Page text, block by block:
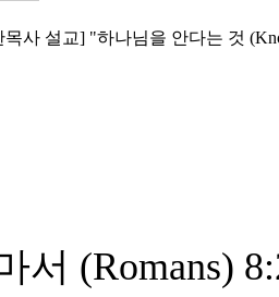
사 설교] "하나님을 안다는 것
서 (Romans)